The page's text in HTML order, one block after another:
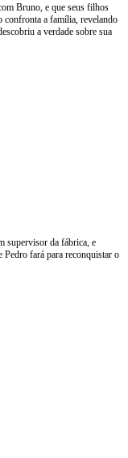
Bruno, e que seus filhos
confronta a família, revelando
a verdade sobre sua
supervisor da fábrica, e
Pedro fará para reconquistar o